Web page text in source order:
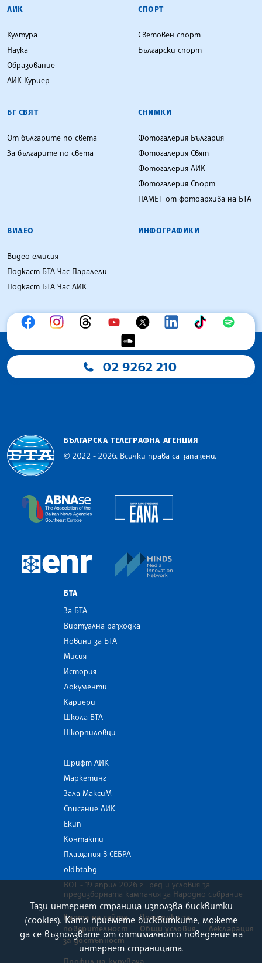
ЛИК
Култура
Наука
Образование
ЛИК Куриер
СПОРТ
Световен спорт
Български спорт
БГ СВЯТ
От българите по света
За българите по света
СНИМКИ
Фотогалерия България
Фотогалерия Свят
Фотогалерия ЛИК
Фотогалерия Спорт
ПАМЕТ от фотоархива на БТА
ВИДЕО
Видео емисия
Подкаст БТА Час Паралели
Подкаст БТА Час ЛИК
ИНФОГРАФИКИ
02 9262 210
БЪЛГАРСКА ТЕЛЕГРАФНА АГЕНЦИЯ
© 2022 - 2026, Всички права са запазени.
The Assocoation of the Balkan News Agencies
European Newsroom
БТА
За БТА
Виртуална разходка
Новини за БТА
Мисия
История
Документи
Кариери
Школа БТА
Шкорпиловци
Шрифт ЛИК
Маркетинг
Зала МаксиМ
Списание ЛИК
Екип
Контакти
Плащания в СЕБРА
old.bta.bg
ВОТ - 19 април 2026 г . ред и условия за
предизборната кампания за Народно събрание
Карта на сайта
Политика за
поверителност
Общи условия
Декларация
за достъпност
Профил на купувача
Тази интернет страница използва бисквитки
(cookies). Като приемете бисквитките, можете
да се възползвате от оптималното поведение на
интернет страницата.